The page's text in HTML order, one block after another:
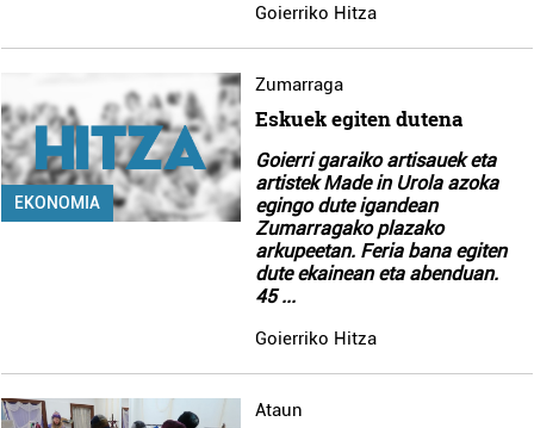
Goierriko Hitza
EKONOMIA
Zumarraga
Eskuek egiten dutena
Goierri garaiko artisauek eta
artistek Made in Urola azoka
egingo dute igandean
Zumarragako plazako
arkupeetan. Feria bana egiten
dute ekainean eta abenduan.
45...
Goierriko Hitza
Ataun